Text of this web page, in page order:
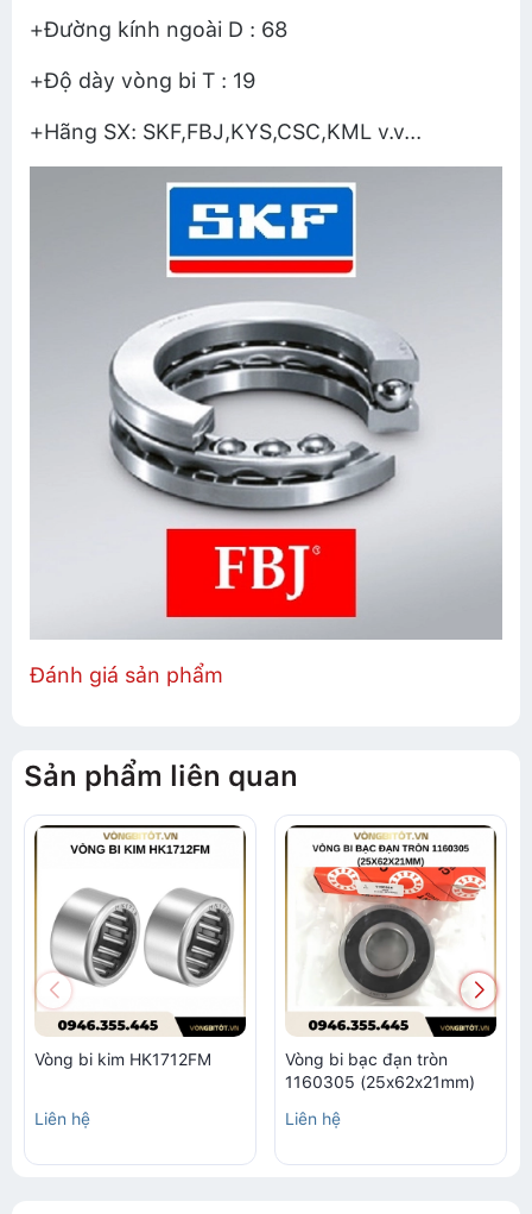
+Đường kính ngoài D : 68
+Độ dày vòng bi T : 19
+Hãng SX: SKF,FBJ,KYS,CSC,KML v.v...
Đánh giá sản phẩm
Sản phẩm liên quan
Vòng bi kim HK1712FM
Liên hệ
Vòng bi bạc đạn tròn
1160305 (25x62x21mm)
Liên hệ